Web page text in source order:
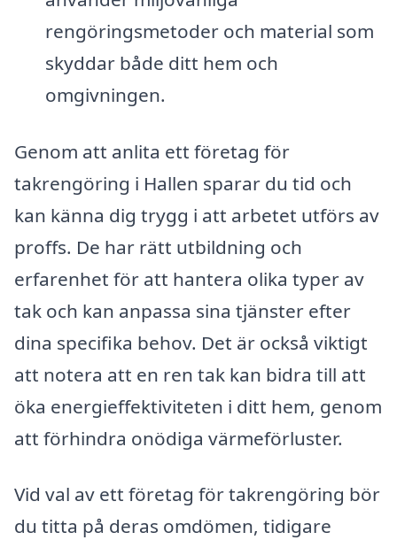
rengöringsmetoder och material som
skyddar både ditt hem och
omgivningen.
Genom att anlita ett företag för
takrengöring i Hallen sparar du tid och
kan känna dig trygg i att arbetet utförs av
proffs. De har rätt utbildning och
erfarenhet för att hantera olika typer av
tak och kan anpassa sina tjänster efter
dina specifika behov. Det är också viktigt
att notera att en ren tak kan bidra till att
öka energieffektiviteten i ditt hem, genom
att förhindra onödiga värmeförluster.
Vid val av ett företag för takrengöring bör
du titta på deras omdömen, tidigare